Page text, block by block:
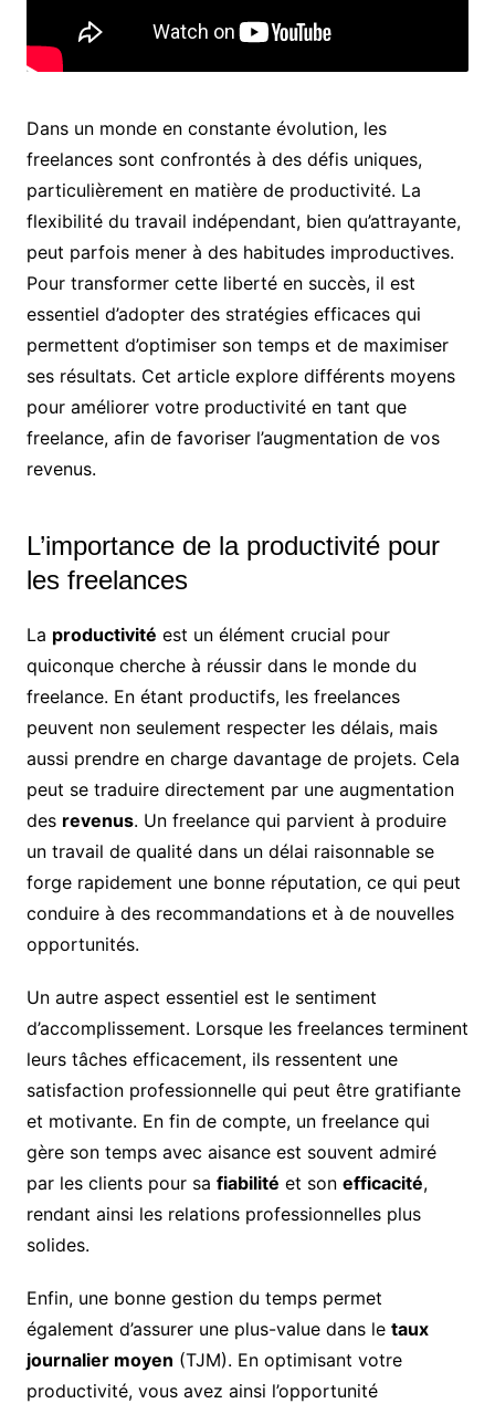
Dans un monde en constante évolution, les
freelances sont confrontés à des défis uniques,
particulièrement en matière de productivité. La
flexibilité du travail indépendant, bien qu’attrayante,
peut parfois mener à des habitudes improductives.
Pour transformer cette liberté en succès, il est
essentiel d’adopter des stratégies efficaces qui
permettent d’optimiser son temps et de maximiser
ses résultats. Cet article explore différents moyens
pour améliorer votre productivité en tant que
freelance, afin de favoriser l’augmentation de vos
revenus.
L’importance de la productivité pour
les freelances
La productivité est un élément crucial pour
quiconque cherche à réussir dans le monde du
freelance. En étant productifs, les freelances
peuvent non seulement respecter les délais, mais
aussi prendre en charge davantage de projets. Cela
peut se traduire directement par une augmentation
des revenus. Un freelance qui parvient à produire
un travail de qualité dans un délai raisonnable se
forge rapidement une bonne réputation, ce qui peut
conduire à des recommandations et à de nouvelles
opportunités.
Un autre aspect essentiel est le sentiment
d’accomplissement. Lorsque les freelances terminent
leurs tâches efficacement, ils ressentent une
satisfaction professionnelle qui peut être gratifiante
et motivante. En fin de compte, un freelance qui
gère son temps avec aisance est souvent admiré
par les clients pour sa fiabilité et son efficacité,
rendant ainsi les relations professionnelles plus
solides.
Enfin, une bonne gestion du temps permet
également d’assurer une plus-value dans le taux
journalier moyen (TJM). En optimisant votre
productivité, vous avez ainsi l’opportunité